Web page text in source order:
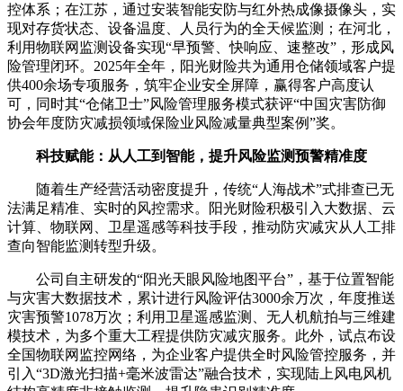
控体系；在江苏，通过安装智能安防与红外热成像摄像头，实
现对存货状态、设备温度、人员行为的全天候监测；在河北，
利用物联网监测设备实现“早预警、快响应、速整改”，形成风
险管理闭环。2025年全年，阳光财险共为通用仓储领域客户提
供400余场专项服务，筑牢企业安全屏障，赢得客户高度认
可，同时其“仓储卫士”风险管理服务模式获评“中国灾害防御
协会年度防灾减损领域保险业风险减量典型案例”奖。
科技赋能：从人工到智能，提升风险监测预警精准度
随着生产经营活动密度提升，传统“人海战术”式排查已无
法满足精准、实时的风控需求。阳光财险积极引入大数据、云
计算、物联网、卫星遥感等科技手段，推动防灾减灾从人工排
查向智能监测转型升级。
公司自主研发的“阳光天眼风险地图平台”，基于位置智能
与灾害大数据技术，累计进行风险评估3000余万次，年度推送
灾害预警1078万次；利用卫星遥感监测、无人机航拍与三维建
模技术，为多个重大工程提供防灾减灾服务。此外，试点布设
全国物联网监控网络，为企业客户提供全时风险管控服务，并
引入“3D激光扫描+毫米波雷达”融合技术，实现陆上风电风机